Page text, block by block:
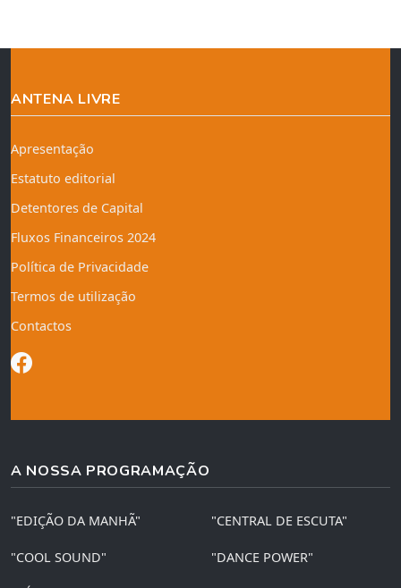
ANTENA LIVRE
Apresentação
Estatuto editorial
Detentores de Capital
Fluxos Financeiros 2024
Política de Privacidade
Termos de utilização
Contactos
A NOSSA PROGRAMAÇÃO
"EDIÇÃO DA MANHÃ" "CENTRAL DE ESCUTA"
"COOL SOUND" "DANCE POWER"